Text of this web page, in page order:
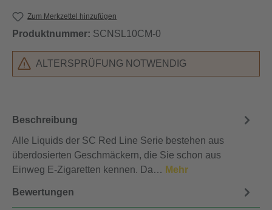
Zum Merkzettel hinzufügen
Produktnummer: SCNSL10CM-0
ALTERSPRÜFUNG NOTWENDIG
Beschreibung
Alle Liquids der SC Red Line Serie bestehen aus
überdosierten Geschmäckern, die Sie schon aus
Einweg E-Zigaretten kennen. Da… Mehr
Bewertungen